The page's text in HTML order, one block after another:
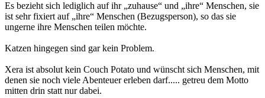
Es bezieht sich lediglich auf ihr „zuhause“ und „ihre“ Menschen, sie
ist sehr fixiert auf „ihre“ Menschen (Bezugsperson), so das sie
ungerne ihre Menschen teilen möchte.
Katzen hingegen sind gar kein Problem.
Xera ist absolut kein Couch Potato und wünscht sich Menschen, mit
denen sie noch viele Abenteuer erleben darf..... getreu dem Motto
mitten drin statt nur dabei.